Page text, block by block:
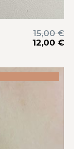
15,00€
12,00 €